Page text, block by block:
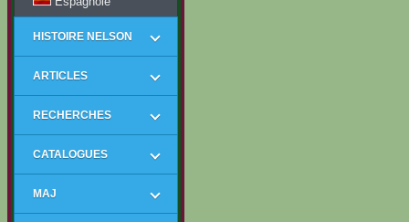
HISTOIRE NELSON
ARTICLES
RECHERCHES
CATALOGUES
MAJ